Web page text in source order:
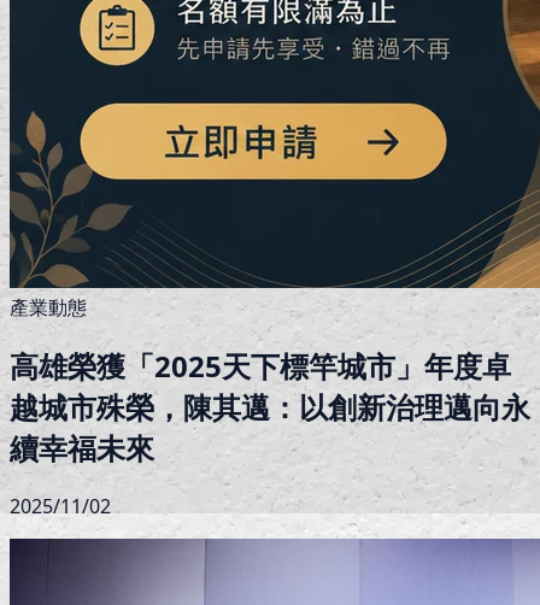
產業動態
高雄榮獲「2025天下標竿城市」年度卓
越城市殊榮，陳其邁：以創新治理邁向永
續幸福未來
2025/11/02